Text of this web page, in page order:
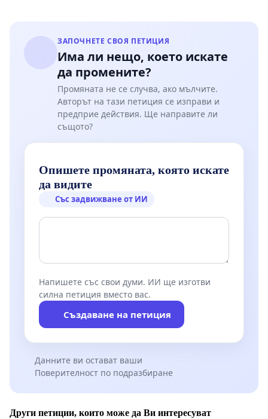
ЗАПОЧНЕТЕ СВОЯ ПЕТИЦИЯ
Има ли нещо, което искате
да промените?
Промяната не се случва, ако мълчите.
Авторът на тази петиция се изправи и
предприе действия. Ще направите ли
същото?
Опишете промяната, която искате
да видите
Със задвижване от ИИ
Напишете със свои думи. ИИ ще изготви
силна петиция вместо вас.
Създаване на петиция
Данните ви остават ваши
Поверителност по подразбиране
Други петиции, които може да Ви интересуват